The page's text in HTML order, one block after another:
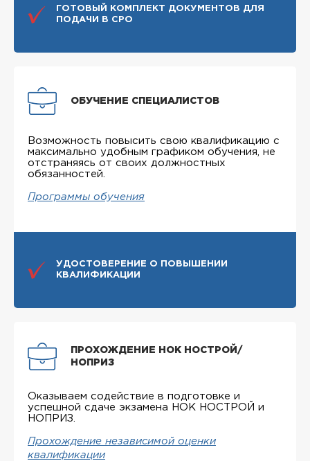
ГОТОВЫЙ КОМПЛЕКТ ДОКУМЕНТОВ ДЛЯ
ПОДАЧИ В СРО
ОБУЧЕНИЕ СПЕЦИАЛИСТОВ
Возможность повысить свою квалификацию с
максимально удобным графиком обучения, не
отстраняясь от своих должностных
обязанностей.
Программы обучения
УДОСТОВЕРЕНИЕ О ПОВЫШЕНИИ
КВАЛИФИКАЦИИ
ПРОХОЖДЕНИЕ НОК НОСТРОЙ/
НОПРИЗ
Оказываем содействие в подготовке и
успешной сдаче экзамена НОК НОСТРОЙ и
НОПРИЗ.
Прохождение независимой оценки
квалификации